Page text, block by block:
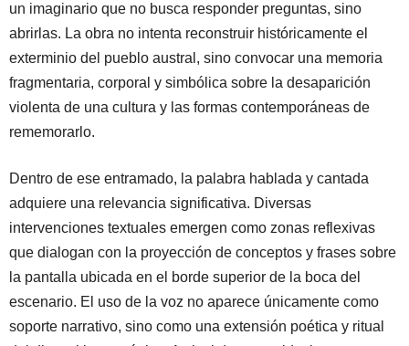
un imaginario que no busca responder preguntas, sino
abrirlas. La obra no intenta reconstruir históricamente el
exterminio del pueblo austral, sino convocar una memoria
fragmentaria, corporal y simbólica sobre la desaparición
violenta de una cultura y las formas contemporáneas de
rememorarlo.
Dentro de ese entramado, la palabra hablada y cantada
adquiere una relevancia significativa. Diversas
intervenciones textuales emergen como zonas reflexivas
que dialogan con la proyección de conceptos y frases sobre
la pantalla ubicada en el borde superior de la boca del
escenario. El uso de la voz no aparece únicamente como
soporte narrativo, sino como una extensión poética y ritual